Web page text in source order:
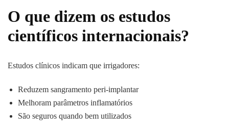
O que dizem os estudos
científicos internacionais?
Estudos clínicos indicam que irrigadores:
Reduzem sangramento peri-implantar
Melhoram parâmetros inflamatórios
São seguros quando bem utilizados